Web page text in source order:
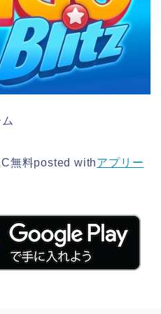
無料posted withアプリー